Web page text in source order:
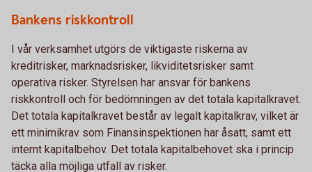
Bankens riskkontroll
I vår verksamhet utgörs de viktigaste riskerna av
kreditrisker, marknadsrisker, likviditetsrisker samt
operativa risker. Styrelsen har ansvar för bankens
riskkontroll och för bedömningen av det totala kapitalkravet.
Det totala kapitalkravet består av legalt kapitalkrav, vilket är
ett minimikrav som Finansinspektionen har åsatt, samt ett
internt kapitalbehov. Det totala kapitalbehovet ska i princip
täcka alla möjliga utfall av risker.